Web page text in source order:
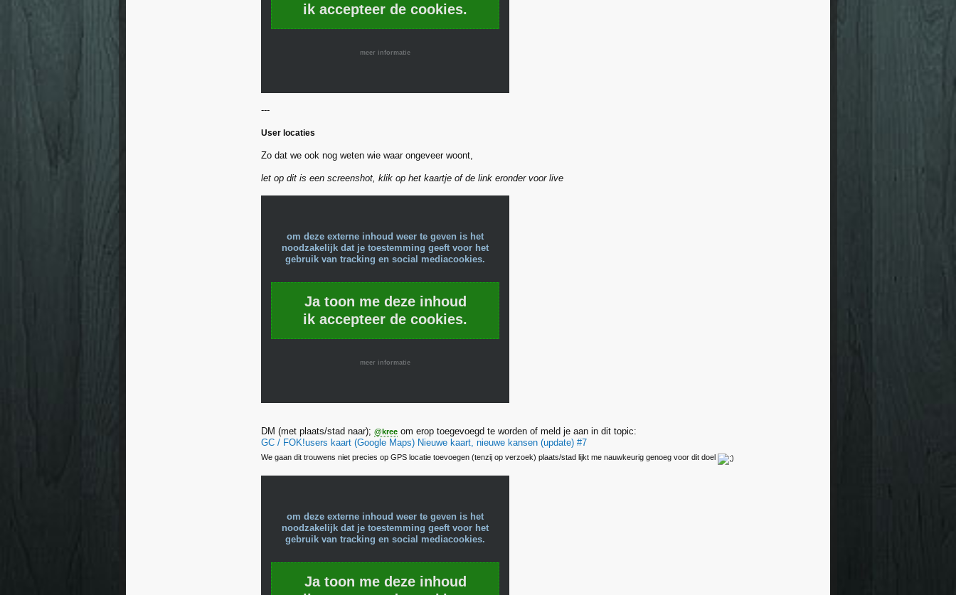
ik accepteer de cookies.
meer informatie
---
User locaties
Zo dat we ook nog weten wie waar ongeveer woont,
let op dit is een screenshot, klik op het kaartje of de link eronder voor live
om deze externe inhoud weer te geven is het
noodzakelijk dat je toestemming geeft voor het
gebruik van tracking en social mediacookies.
Ja toon me deze inhoud
ik accepteer de cookies.
meer informatie
DM (met plaats/stad naar); @kree om erop toegevoegd te worden of meld je aan in dit topic:
GC / FOK!users kaart (Google Maps) Nieuwe kaart, nieuwe kansen (update) #7
We gaan dit trouwens niet precies op GPS locatie toevoegen (tenzij op verzoek) plaats/stad lijkt me nauwkeurig genoeg voor dit doel
om deze externe inhoud weer te geven is het
noodzakelijk dat je toestemming geeft voor het
gebruik van tracking en social mediacookies.
Ja toon me deze inhoud